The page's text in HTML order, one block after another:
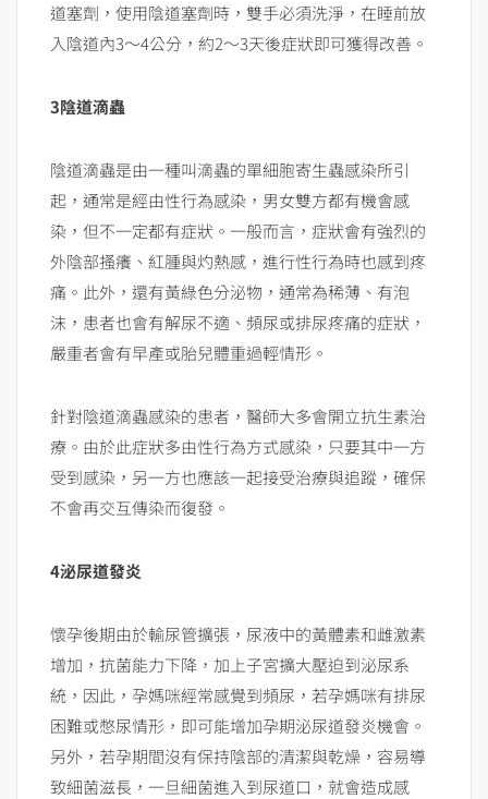
道塞劑，使用陰道塞劑時，雙手必須洗淨，在睡前放
入陰道內3～4公分，約2～3天後症狀即可獲得改善。
3陰道滴蟲
陰道滴蟲是由一種叫滴蟲的單細胞寄生蟲感染所引
起，通常是經由性行為感染，男女雙方都有機會感
染，但不一定都有症狀。一般而言，症狀會有強烈的
外陰部搔癢、紅腫與灼熱感，進行性行為時也感到疼
痛。此外，還有黃綠色分泌物，通常為稀薄、有泡
沫，患者也會有解尿不適、頻尿或排尿疼痛的症狀，
嚴重者會有早產或胎兒體重過輕情形。
針對陰道滴蟲感染的患者，醫師大多會開立抗生素治
療。由於此症狀多由性行為方式感染，只要其中一方
受到感染，另一方也應該一起接受治療與追蹤，確保
不會再交互傳染而復發。
4泌尿道發炎
懷孕後期由於輸尿管擴張，尿液中的黃體素和雌激素
增加，抗菌能力下降，加上子宮擴大壓迫到泌尿系
統，因此，孕媽咪經常感覺到頻尿，若孕媽咪有排尿
困難或憋尿情形，即可能增加孕期泌尿道發炎機會。
另外，若孕期間沒有保持陰部的清潔與乾燥，容易導
致細菌滋長，一旦細菌進入到尿道口，就會造成感